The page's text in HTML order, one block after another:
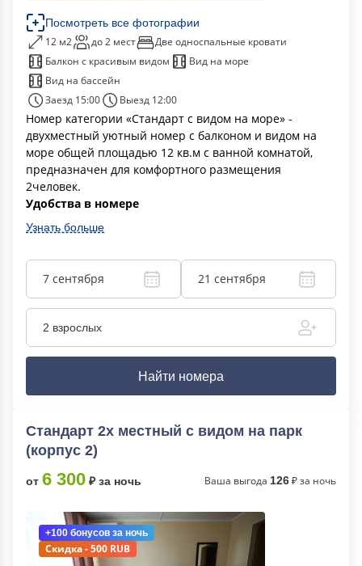
Посмотреть все фотографии
12 м2 до 2 мест
Две односпальные кровати
Балкон с красивым видом
Вид на море
Вид на бассейн
Заезд 15:00
Выезд 12:00
Номер категории «Стандарт с видом на море» -
двухместный уютный номер с балконом и видом на
море общей площадью 12 кв.м с ванной комнатой,
предназначен для комфортного размещения
2человек.
Удобства в номере
Узнать больше
7 сентября 21 сентября
2 взрослых
Найти номера
Стандарт 2х местный с видом на парк
(корпус 2)
от 6 300 ₽ за ночь Ваша выгода 126₽ за ночь
+100 бонусов за ночь
Скидка - 500 RUB